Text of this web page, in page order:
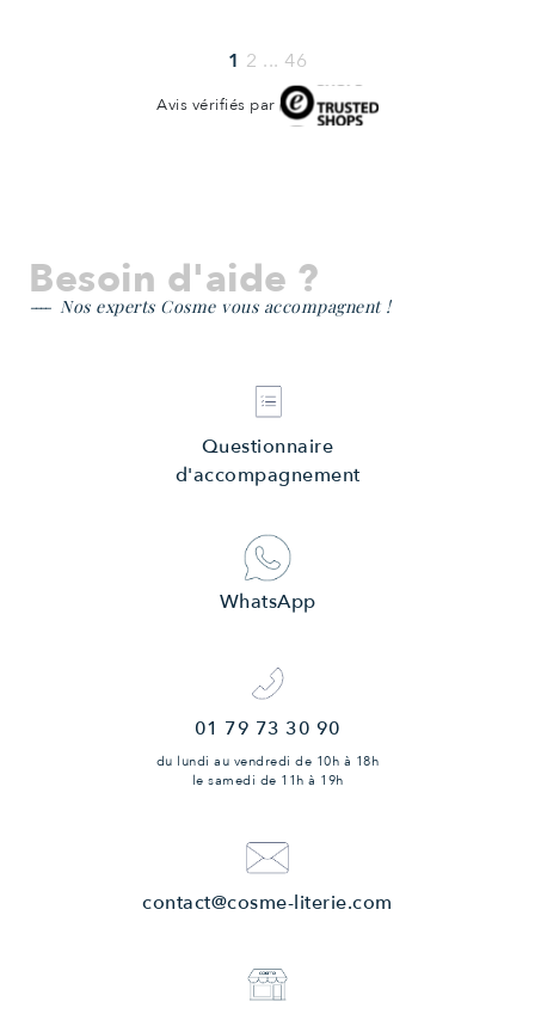
1 2 ... 46
Avis vérifiés par
Besoin d'aide ?
Nos experts Cosme vous accompagnent !
Questionnaire
d'accompagnement
WhatsApp
01 79 73 30 90
du lundi au vendredide 10h à 18h
le samedi de 11h à 19h
contact@cosme-literie.com